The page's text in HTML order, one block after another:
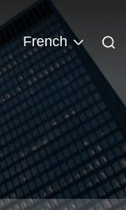
French